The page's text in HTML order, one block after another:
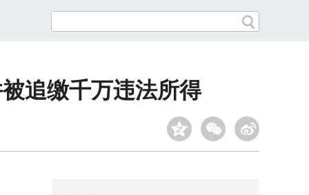
追缴千万违法所得